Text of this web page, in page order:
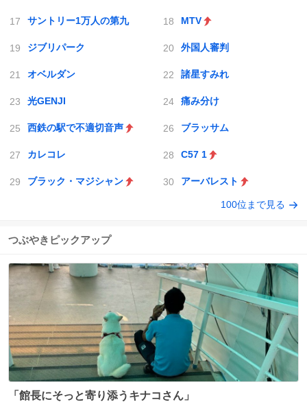
サントリー1万人の第九 MTV
ジブリパーク 外国人審判
オベルダン 諸星すみれ
光GENJI 痛み分け
西鉄の駅で不適切音声 ブラッサム
カレコレ C57 1
ブラック・マジシャン アーバレスト
100位まで見る
つぶやきピックアップ
「館長にそっと寄り添うキナコさん」